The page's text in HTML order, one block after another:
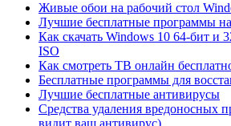
Живые обои на рабочий стол
Лучшие бесплатные программы
Как скачать Windows 10 64-бит и
ISO
Как смотреть ТВ онлайн
Бесплатные программы для
Лучшие бесплатные антивирусы
Средства удаления вредоносных